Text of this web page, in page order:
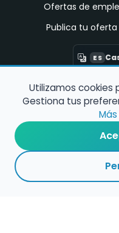
Ofertas de
Publica tu
ES
Encuentra
Asesoría
Utilizamos cookies
Gestiona tus